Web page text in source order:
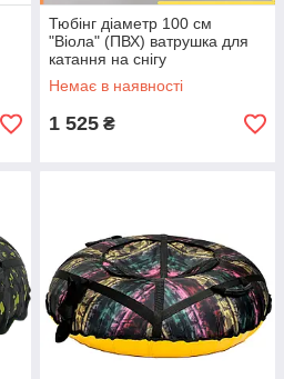
Тюбінг діаметр 100 см
"Віола" (ПВХ) ватрушка для
катання на снігу
Немає в наявності
1 525 ₴